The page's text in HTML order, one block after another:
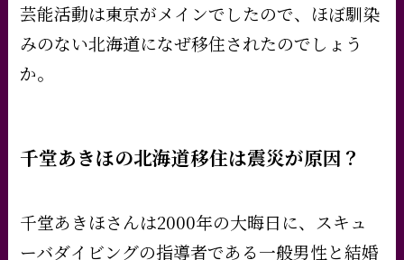
芸能活動は東京がメインでしたので、ほぼ馴染
みのない北海道になぜ移住されたのでしょう
か。
千堂あきほの北海道移住は震災が原因？
千堂あきほさんは2000年の大晦日に、スキュ
ーバダイビングの指導者である一般男性と結婚